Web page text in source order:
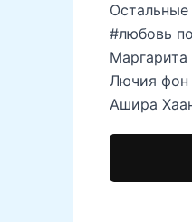
#любовь
Лючия фон
Ашира